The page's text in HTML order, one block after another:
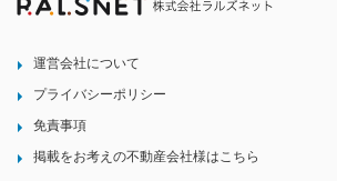
運営会社について
プライバシーポリシー
免責事項
掲載をお考えの不動産会社様はこちら